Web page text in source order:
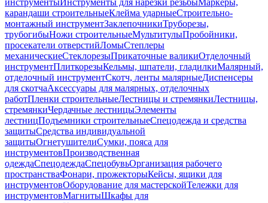
инструментыИнструменты для нарезки резьбыМаркеры,
карандаши строительныеКлейма ударныеСтроительно-
монтажный инструментЗаклепочникиТруборезы,
трубогибыНожи строительныеМультитулыПробойники,
просекатели отверстийЛомыСтеплеры
механическиеСтеклорезыПрикаточные валикиОтделочный
инструментПлиткорезыКельмы, шпатели, гладилкиМалярный,
отделочный инструментСкотч, ленты малярныеДиспенсеры
для скотчаАксессуары для малярных, отделочных
работПленки строительныеЛестницы и стремянкиЛестницы,
стремянкиЧердачные лестницыЭлементы
лестницПодъемники строительныеСпецодежда и средства
защитыСредства индивидуальной
защитыОгнетушителиСумки, пояса для
инструментовПроизводственная
одеждаСпецодеждаСпецобувьОрганизация рабочего
пространстваФонари, прожекторыКейсы, ящики для
инструментовОборудование для мастерскойТележки для
инструментовМагнитыШкафы для